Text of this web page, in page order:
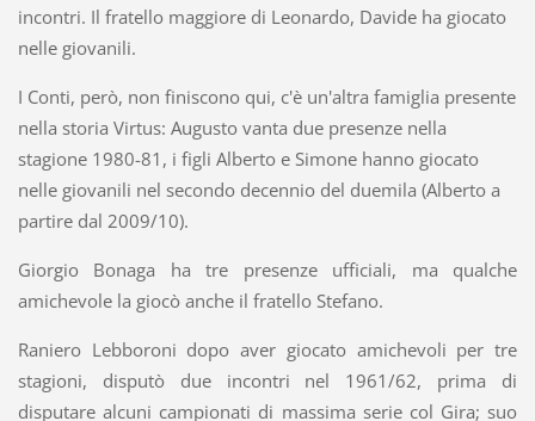
incontri. Il fratello maggiore di Leonardo, Davide ha giocato
nelle giovanili.
I Conti, però, non finiscono qui, c'è un'altra famiglia presente
nella storia Virtus: Augusto vanta due presenze nella
stagione 1980-81, i figli Alberto e Simone hanno giocato
nelle giovanili nel secondo decennio del duemila (Alberto a
partire dal 2009/10).
Giorgio Bonaga ha tre presenze ufficiali, ma qualche
amichevole la giocò anche il fratello Stefano.
Raniero Lebboroni dopo aver giocato amichevoli per tre
stagioni, disputò due incontri nel 1961/62, prima di
disputare alcuni campionati di massima serie col Gira; suo